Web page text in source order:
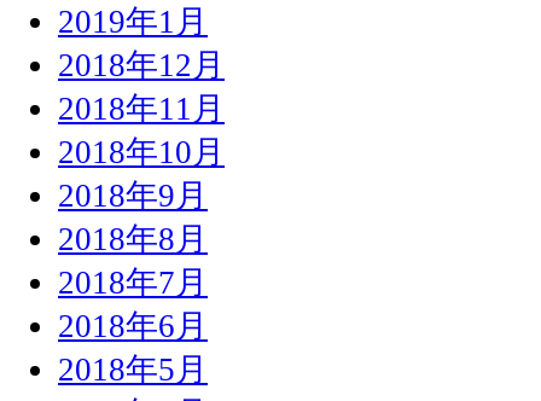
2019年1月
2018年12月
2018年11月
2018年10月
2018年9月
2018年8月
2018年7月
2018年6月
2018年5月